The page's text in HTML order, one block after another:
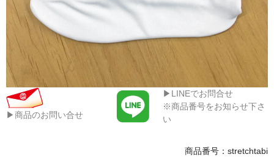
▶商品のお問い合せ
▶LINEでお問合せ
※商品番号をお知らせ下さ
い
商品番号：stretchtabi